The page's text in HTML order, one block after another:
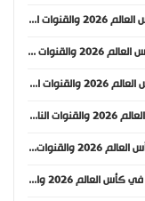
موعد مباراة ألمانيا وكوراساو في كأس العالم 2026 والقنوات الناقلة
موعد مباراة هايتي واسكتلندا في كأس العالم 2026 والقنوات الناقلة
موعد مباراة البرازيل والمغرب في كأس العالم 2026 والقنوات الناقلة
موعد مباراة قطر وسويسرا في كأس العالم 2026 والقنوات الناقلة
موعد مباراة أمريكا والباراغواي في كأس العالم 2026 والقنوات الناقلة
موعد مباراة كندا والبوسنة والهرسك في كأس العالم 2026 والقنوات الناقلة